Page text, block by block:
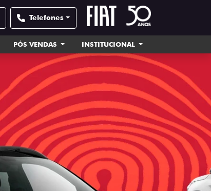
Telefones
PÓS VENDAS INSTITUCIONAL